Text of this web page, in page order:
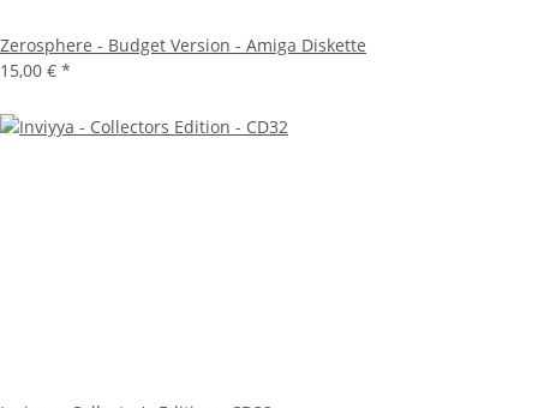
Zerosphere - Budget Version - Amiga Diskette
15,00 € *